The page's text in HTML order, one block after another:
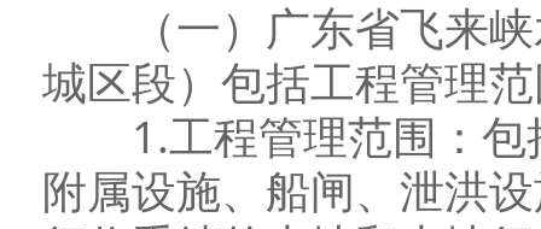
（一）广东省飞来峡
城区段）包括工程管理
1.工程管理范围：包
附属设施、船闸、泄洪